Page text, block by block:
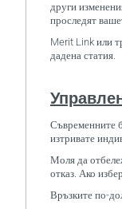
други
проследят
Merit Link или
дадена статия.
Съвременните
изтривате
Моля да
отказ. Ако
Връзките по-